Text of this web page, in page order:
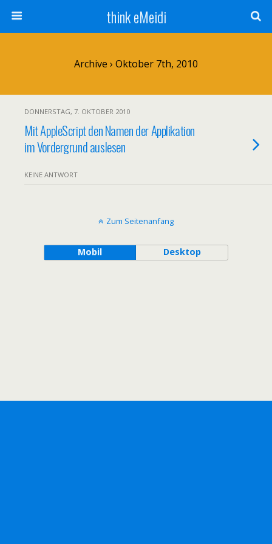
think eMeidi
Archive › Oktober 7th, 2010
DONNERSTAG, 7. OKTOBER 2010
Mit AppleScript den Namen der Applikation
im Vordergrund auslesen
KEINE ANTWORT
Zum Seitenanfang
Mobil Desktop